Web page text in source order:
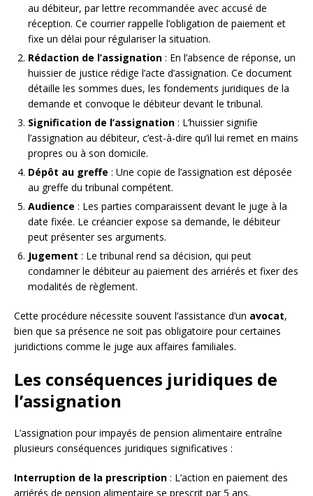
au débiteur, par lettre recommandée avec accusé de
réception. Ce courrier rappelle l’obligation de paiement et
fixe un délai pour régulariser la situation.
Rédaction de l’assignation : En l’absence de réponse, un
huissier de justice rédige l’acte d’assignation. Ce document
détaille les sommes dues, les fondements juridiques de la
demande et convoque le débiteur devant le tribunal.
Signification de l’assignation : L’huissier signifie
l’assignation au débiteur, c’est-à-dire qu’il lui remet en mains
propres ou à son domicile.
Dépôt au greffe : Une copie de l’assignation est déposée
au greffe du tribunal compétent.
Audience : Les parties comparaissent devant le juge à la
date fixée. Le créancier expose sa demande, le débiteur
peut présenter ses arguments.
Jugement : Le tribunal rend sa décision, qui peut
condamner le débiteur au paiement des arriérés et fixer des
modalités de règlement.
Cette procédure nécessite souvent l’assistance d’un avocat,
bien que sa présence ne soit pas obligatoire pour certaines
juridictions comme le juge aux affaires familiales.
Les conséquences juridiques de
l’assignation
L’assignation pour impayés de pension alimentaire entraîne
plusieurs conséquences juridiques significatives :
Interruption de la prescription : L’action en paiement des
arriérés de pension alimentaire se prescrit par 5 ans.